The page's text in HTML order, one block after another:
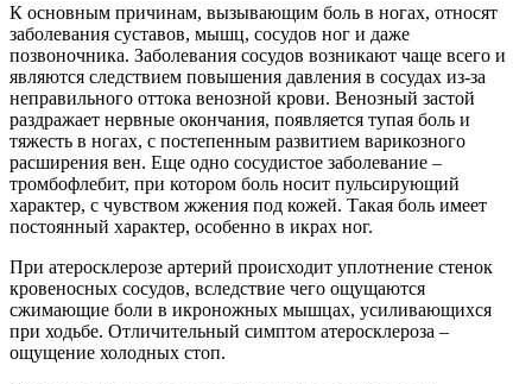
К основным причинам, вызывающим боль в ногах, относят
заболевания суставов, мышц, сосудов ног и даже
позвоночника. Заболевания сосудов возникают чаще всего и
являются следствием повышения давления в сосудах из-за
неправильного оттока венозной крови. Венозный застой
раздражает нервные окончания, появляется тупая боль и
тяжесть в ногах, с постепенным развитием варикозного
расширения вен. Еще одно сосудистое заболевание –
тромбофлебит, при котором боль носит пульсирующий
характер, с чувством жжения под кожей. Такая боль имеет
постоянный характер, особенно в икрах ног.
При атеросклерозе артерий происходит уплотнение стенок
кровеносных сосудов, вследствие чего ощущаются
сжимающие боли в икроножных мышцах, усиливающихся
при ходьбе. Отличительный симптом атеросклероза –
ощущение холодных стоп.